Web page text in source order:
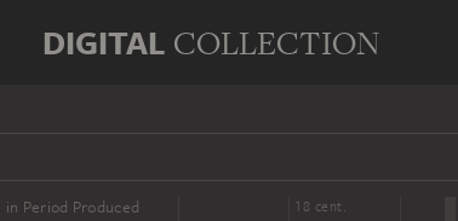
DIGITAL COLLECTION
in Period Produced
16 cent. 18 cent.